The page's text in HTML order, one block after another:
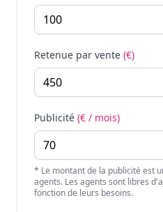
Retenue par vente (€)
Publicité (€ / mois)
* Le montant de la publicité est
agents. Les agents sont libres
fonction de leurs besoins.